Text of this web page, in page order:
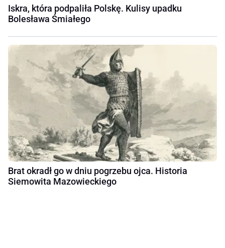
Iskra, która podpaliła Polskę. Kulisy upadku
Bolesława Śmiałego
Brat okradł go w dniu pogrzebu ojca. Historia
Siemowita Mazowieckiego